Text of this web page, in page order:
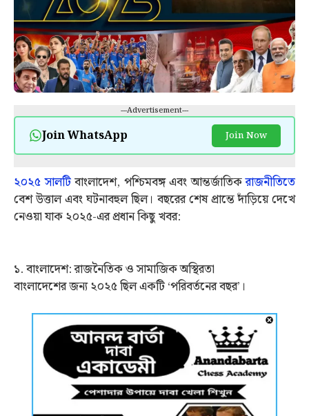
---Advertisement---
Join WhatsApp Join Now
২০২৫ সালটিবাংলাদেশ, পশ্চিমবঙ্গ এবং আন্তর্জাতিকরাজনীতিতে
বেশ উত্তাল এবং ঘটনাবহুল ছিল। বছরের শেষ প্রান্তে দাঁড়িয়ে দেখে
নেওয়া যাক ২০২৫-এর প্রধান কিছু খবর:
১. বাংলাদেশ: রাজনৈতিক ও সামাজিক অস্থিরতা
বাংলাদেশের জন্য ২০২৫ ছিল একটি ‘পরিবর্তনের বছর’।